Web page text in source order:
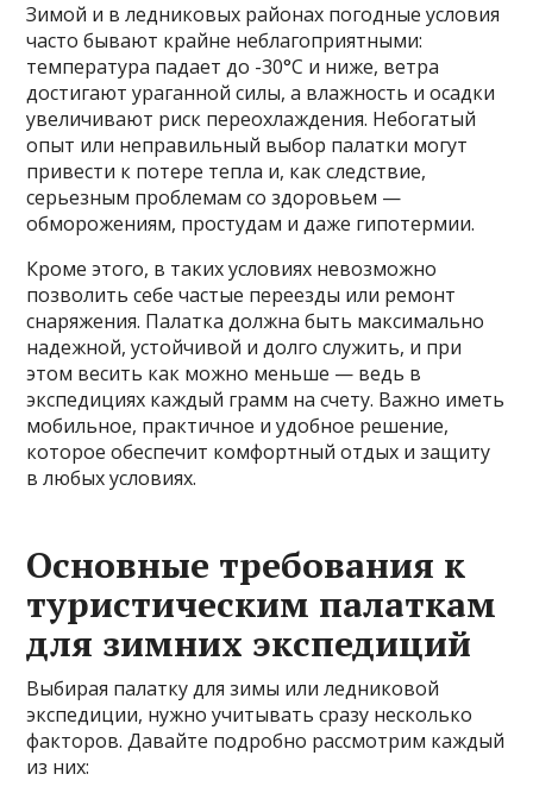
Зимой и в ледниковых районах погодные условия
часто бывают крайне неблагоприятными:
температура падает до -30°C и ниже, ветра
достигают ураганной силы, а влажность и осадки
увеличивают риск переохлаждения. Небогатый
опыт или неправильный выбор палатки могут
привести к потере тепла и, как следствие,
серьезным проблемам со здоровьем —
обморожениям, простудам и даже гипотермии.
Кроме этого, в таких условиях невозможно
позволить себе частые переезды или ремонт
снаряжения. Палатка должна быть максимально
надежной, устойчивой и долго служить, и при
этом весить как можно меньше — ведь в
экспедициях каждый грамм на счету. Важно иметь
мобильное, практичное и удобное решение,
которое обеспечит комфортный отдых и защиту
в любых условиях.
Основные требования к
туристическим палаткам
для зимних экспедиций
Выбирая палатку для зимы или ледниковой
экспедиции, нужно учитывать сразу несколько
факторов. Давайте подробно рассмотрим каждый
из них: